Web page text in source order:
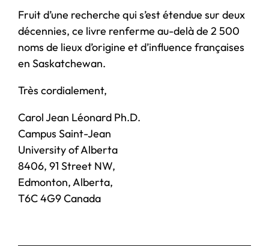
Fruit d’une recherche qui s’est étendue sur deux
décennies, ce livre renferme au-delà de 2 500
noms de lieux d’origine et d’influence françaises
en Saskatchewan.
Très cordialement,
Carol Jean Léonard Ph.D.
Campus Saint-Jean
University of Alberta
8406, 91 Street NW,
Edmonton, Alberta,
T6C 4G9 Canada